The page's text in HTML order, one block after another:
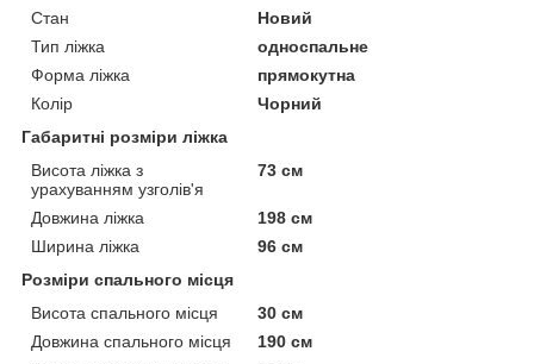
Стан
Новий
Тип ліжка
односпальне
Форма ліжка
прямокутна
Колір
Чорний
Габаритні розміри ліжка
Висота ліжка з
урахуванням узголів'я
73 см
Довжина ліжка
198 см
Ширина ліжка
96 см
Розміри спального місця
Висота спального місця
30 см
Довжина спального місця
190 см